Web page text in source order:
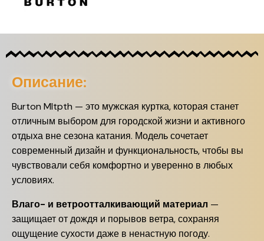
Описание:
Burton Mltpth — это мужская куртка, которая станет
отличным выбором для городской жизни и активного
отдыха вне сезона катания. Модель сочетает
современный дизайн и функциональность, чтобы вы
чувствовали себя комфортно и уверенно в любых
условиях.
Влаго- и ветроотталкивающий материал —
защищает от дождя и порывов ветра, сохраняя
ощущение сухости даже в ненастную погоду.